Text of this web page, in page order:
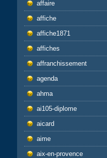
affaire
affiche
affiche1871
affiches
affranchissement
agenda
ahma
ai105-diplome
aicard
aime
aix-en-provence